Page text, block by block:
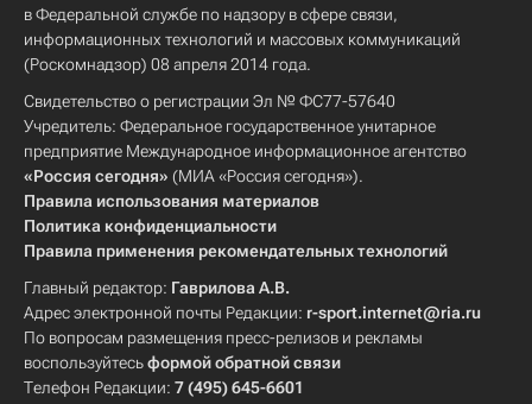
в Федеральной службе по надзору в сфере связи,
информационных технологий и массовых коммуникаций
(Роскомнадзор) 08 апреля 2014 года.
Свидетельство о регистрации Эл № ФС77-57640
Учредитель: Федеральное государственное унитарное
предприятие Международное информационное агентство
«Россия сегодня» (МИА «Россия сегодня»).
Правила использования материалов
Политика конфиденциальности
Правила применения рекомендательных технологий
Главный редактор: Гаврилова А.В.
Адрес электронной почты Редакции: r-sport.internet@ria.ru
По вопросам размещения пресс-релизов и рекламы
воспользуйтесьформой обратной связи
Телефон Редакции: 7 (495) 645-6601